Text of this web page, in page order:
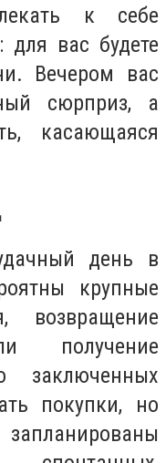
к себе
вас будете
Вечером вас
сюрприз, а
касающаяся
день в
крупные
возвращение
получение
заключенных
покупки, но